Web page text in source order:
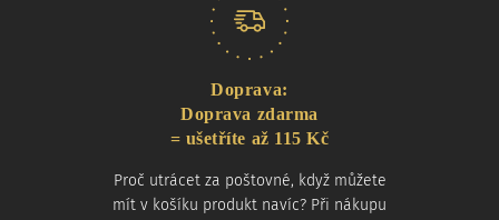
Doprava:
Doprava zdarma
= ušetříte až 115 Kč
Proč utrácet za poštovné, když můžete
mít v košíku produkt navíc? Při nákupu